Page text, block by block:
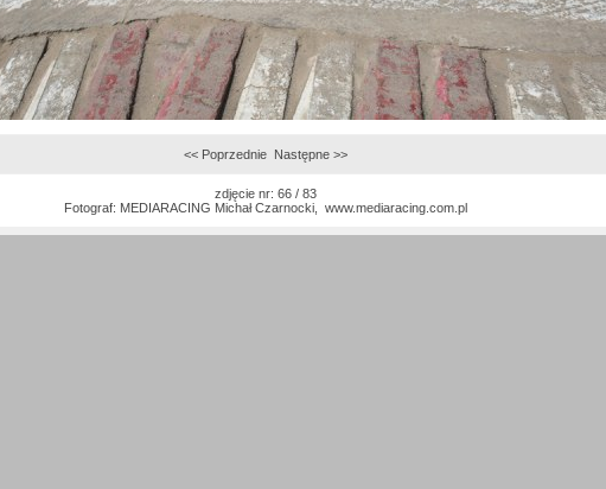
<< Poprzednie Następne >>
zdjęcie nr: 66 / 83
Fotograf: MEDIARACING Michał Czarnocki www.mediaracing.com.pl